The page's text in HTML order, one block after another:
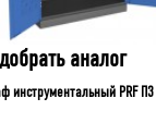
аналог
инструментальный PRF П3